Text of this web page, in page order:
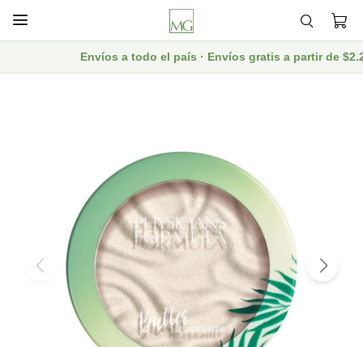

Envíos a todo el país · Envíos gratis a partir de